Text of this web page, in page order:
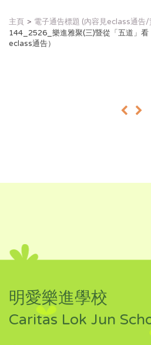
主頁
電子通告標題 (內容見eclass通告/
144_2526_樂進雅聚(三)暨從「五道」
eclass通告）
« »
明愛樂進學校
Caritas Lok Jun